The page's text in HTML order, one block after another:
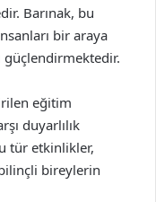
Barınak, bu
bir araya
güçlendirmektedir.
eğitim
duyarlılık
tür etkinlikler,
bireylerin